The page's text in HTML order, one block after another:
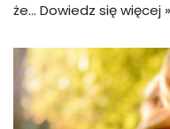
że… Dowiedz się więcej »